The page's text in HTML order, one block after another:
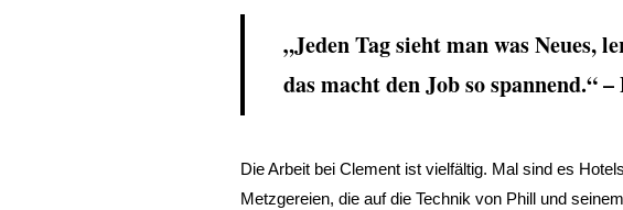
„Jeden Tag sieht man was Neues,
das macht den Job so spannend.“
Die Arbeit bei Clement ist vielfältig. Mal sind es
Metzgereien, die auf die Technik von Phill und